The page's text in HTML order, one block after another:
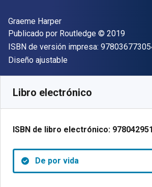
Autor(es)
Graeme Harper
Editor
Publicado por Routledge Copyright
© 2019
ISBN de versión impresa:
Formato
Diseño ajustable
Libro electrónico
ISBN de libro electrónico:
De por vida